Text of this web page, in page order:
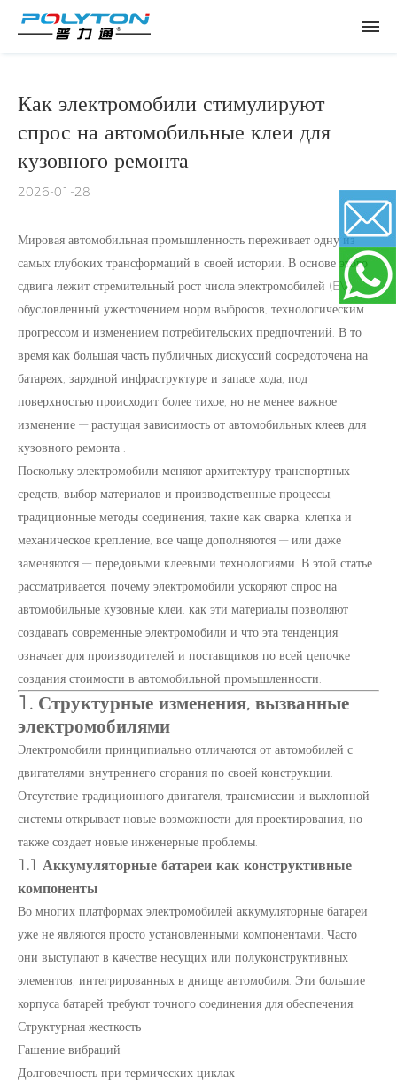
Как электромобили стимулируют
спрос на автомобильные клеи для
кузовного ремонта
2026-01-28
Мировая автомобильная промышленность переживает одну из
самых глубоких трансформаций в своей истории. В основе этого
сдвига лежит стремительный рост числа электромобилей (EV),
обусловленный ужесточением норм выбросов, технологическим
прогрессом и изменением потребительских предпочтений. В то
время как большая часть публичных дискуссий сосредоточена на
батареях, зарядной инфраструктуре и запасе хода, под
поверхностью происходит более тихое, но не менее важное
изменение — растущая зависимость от автомобильных клеев для
кузовного ремонта .
Поскольку электромобили меняют архитектуру транспортных
средств, выбор материалов и производственные процессы,
традиционные методы соединения, такие как сварка, клепка и
механическое крепление, все чаще дополняются — или даже
заменяются — передовыми клеевыми технологиями. В этой статье
рассматривается, почему электромобили ускоряют спрос на
автомобильные кузовные клеи, как эти материалы позволяют
создавать современные электромобили и что эта тенденция
означает для производителей и поставщиков по всей цепочке
создания стоимости в автомобильной промышленности.
1. Структурные изменения, вызванные
электромобилями
Электромобили принципиально отличаются от автомобилей с
двигателями внутреннего сгорания по своей конструкции.
Отсутствие традиционного двигателя, трансмиссии и выхлопной
системы открывает новые возможности для проектирования, но
также создает новые инженерные проблемы.
1.1 Аккумуляторные батареи как конструктивные
компоненты
Во многих платформах электромобилей аккумуляторные батареи
уже не являются просто установленными компонентами. Часто
они выступают в качестве несущих или полуконструктивных
элементов, интегрированных в днище автомобиля. Эти большие
корпуса батарей требуют точного соединения для обеспечения:
Структурная жесткость
Гашение вибраций
Долговечность при термических циклах
Email
WhatsApp